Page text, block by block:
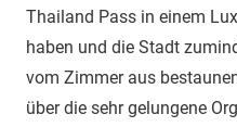
Thailand Pass in einem
haben und die Stadt
vom Zimmer aus
über die sehr gelungene